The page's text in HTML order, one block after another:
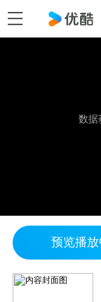
数据
预览播